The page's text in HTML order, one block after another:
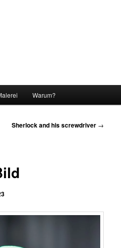
Warum?
Sherlock and his screwdriver →